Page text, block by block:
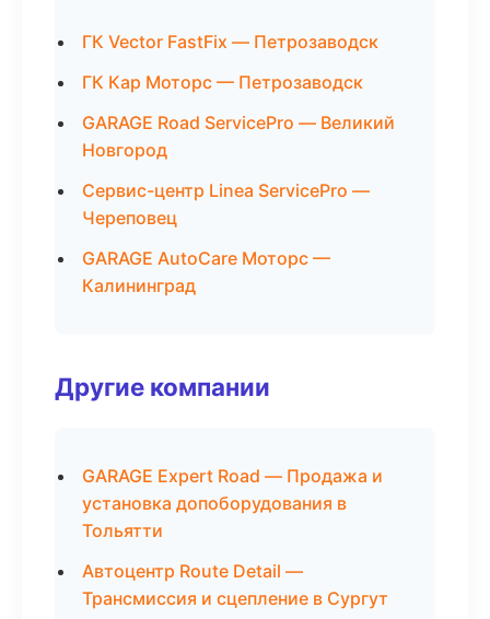
ГК Vector FastFix — Петрозаводск
ГК Кар Моторс — Петрозаводск
GARAGE Road ServicePro — Великий
Новгород
Сервис-центр Linea ServicePro —
Череповец
GARAGE AutoCare Моторс —
Калининград
Другие компании
GARAGE Expert Road — Продажа и
установка допоборудования в
Тольятти
Автоцентр Route Detail —
Трансмиссия и сцепление в Сургут